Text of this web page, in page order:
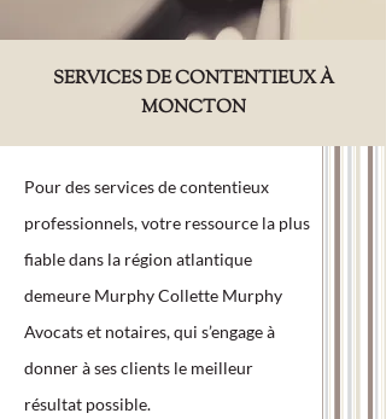
SERVICES DE CONTENTIEUX À
MONCTON
Pour des services de contentieux
professionnels, votre ressource la plus
fiable dans la région atlantique
demeure Murphy Collette Murphy
Avocats et notaires, qui s’engage à
donner à ses clients le meilleur
résultat possible.